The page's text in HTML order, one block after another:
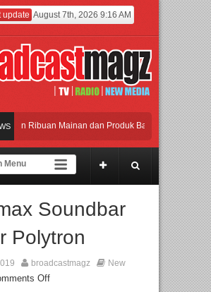
update August 7th, 2026 9:16 AM
Ribuan Mainan dan Produk Bayi dari Seluruh Dunia,
Peluang Bisnis Industri Gifts dan Housewares Asia
Dan Semangat Lokal, BIRKENSTOCK INDONESIA
Ribuan Mainan dan Produk Bayi dari Seluruh Dunia,
Soundbar
Polytron
broadcastmagz
New
Off